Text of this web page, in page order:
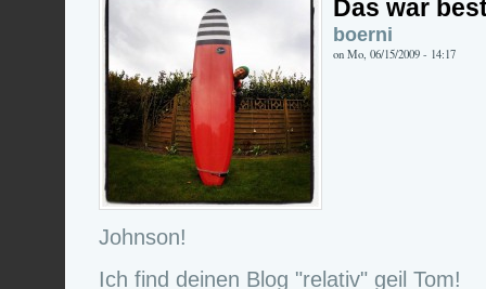
Das war
boerni
on Mo, 06/15/2009 - 14:17
Johnson!
Ich find deinen Blog "relativ" geil Tom!